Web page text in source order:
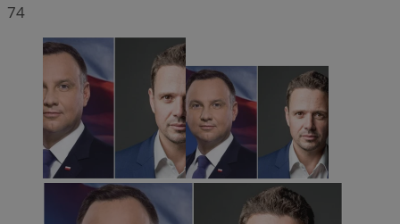
74